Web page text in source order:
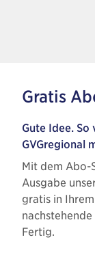
Gratis
Gute Idee. So
GVGregional
Mit dem Abo-
Ausgabe
gratis in
Fertig.